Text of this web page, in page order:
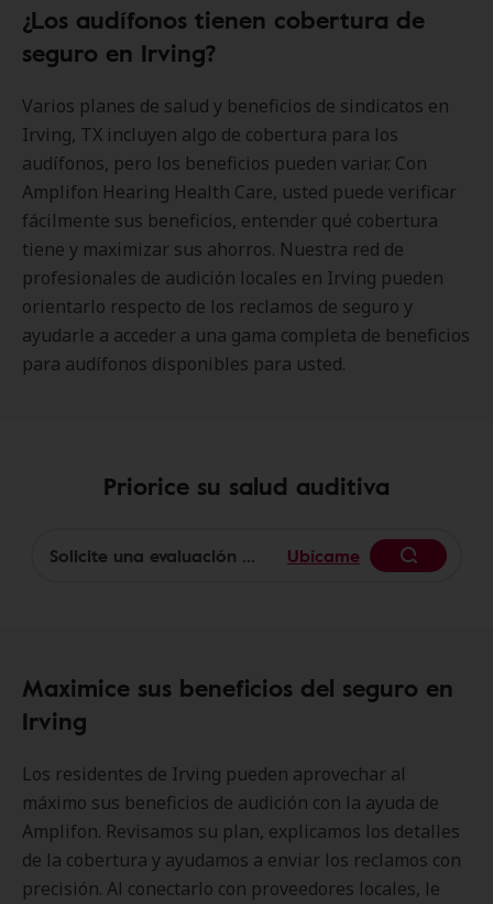
¿Los audífonos tienen cobertura de
seguro en Irving?
Varios planes de salud y beneficios de sindicatos en
Irving, TX incluyen algo de cobertura para los
audífonos, pero los beneficios pueden variar. Con
Amplifon Hearing Health Care, usted puede verificar
fácilmente sus beneficios, entender qué cobertura
tiene y maximizar sus ahorros. Nuestra red de
profesionales de audición locales en Irving pueden
orientarlo respecto de los reclamos de seguro y
ayudarle a acceder a una gama completa de beneficios
para audífonos disponibles para usted.
Priorice su salud auditiva
Ubícame
Maximice sus beneficios del seguro en
Irving
Los residentes de Irving pueden aprovechar al
máximo sus beneficios de audición con la ayuda de
Amplifon. Revisamos su plan, explicamos los detalles
de la cobertura y ayudamos a enviar los reclamos con
precisión. Al conectarlo con proveedores locales, le